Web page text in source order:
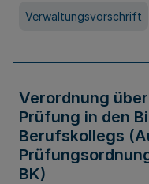
Verwaltungsvorschrift
Verordnung
Prüfung in den
Berufskollegs
BK)